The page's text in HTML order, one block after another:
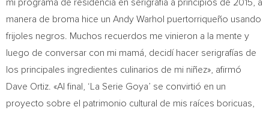
mi programa de residencia en serigrafía a principios de 2015, a
manera de broma hice un Andy Warhol puertorriqueño usando
frijoles negros. Muchos recuerdos me vinieron a la mente y
luego de conversar con mi mamá, decidí hacer serigrafías de
los principales ingredientes culinarios de mi niñez», afirmó
Dave Ortiz . «Al final, ‘La Serie Goya’ se convirtió en un
proyecto sobre el patrimonio cultural de mis raíces boricuas,